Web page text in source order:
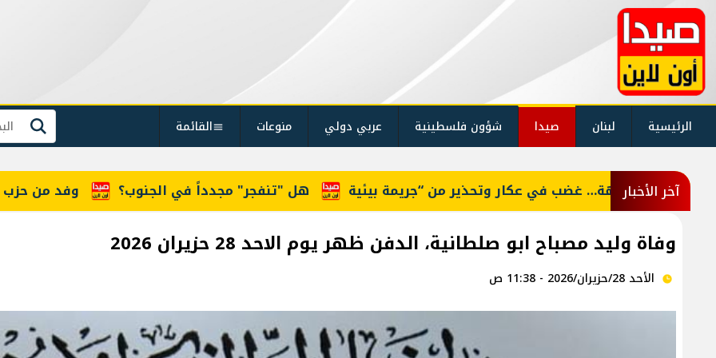
الرئيسية لبنان صيدا شؤون فلسطينية عربي دولي منوعات القائمة بحث
آخر الأخبار وفد من حزب الله هل "تنفجر" مجدداً في الجنوب؟
وفاة وليد مصباح ابو صلطانية، الدفن ظهر يوم الاحد 28 حزيران 2026
الأحد 28/حزيران/2026 - 11:38 ص